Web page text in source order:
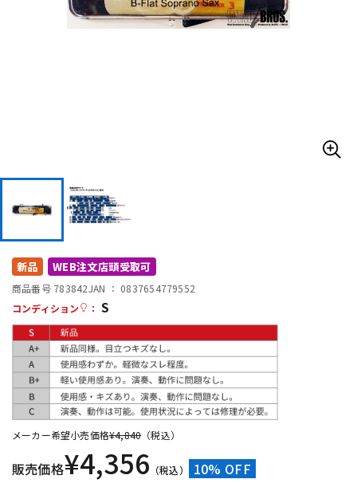
DTM オンライン納品
配信/ライブ機器
中古 ヴィンテージ
新品 WEB注文店頭受取可
商品番号 783842JAN ： 0837654779552
コンディション
： S
メーカー希望小売価格¥4,840 （税込）
販売価格¥4,356 （税込） 10% OFF